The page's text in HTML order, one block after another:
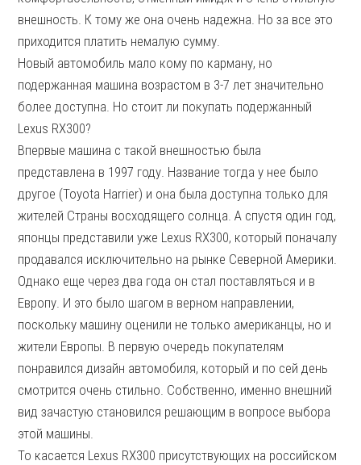
внешность. К тому же она очень надежна. Но за все это
приходится платить немалую сумму.
Новый автомобиль мало кому по карману, но
подержанная машина возрастом в 3-7 лет значительно
более доступна. Но стоит ли покупать подержанный
Lexus RX300?
Впервые машина с такой внешностью была
представлена в 1997 году. Название тогда у нее было
другое (Toyota Harrier) и она была доступна только для
жителей Страны восходящего солнца. А спустя один год,
японцы представили уже Lexus RX300, который поначалу
продавался исключительно на рынке Северной Америки.
Однако еще через два года он стал поставляться и в
Европу. И это было шагом в верном направлении,
поскольку машину оценили не только американцы, но и
жители Европы. В первую очередь покупателям
понравился дизайн автомобиля, который и по сей день
смотрится очень стильно. Собственно, именно внешний
вид зачастую становился решающим в вопросе выбора
этой машины.
То касается Lexus RX300 присутствующих на российском